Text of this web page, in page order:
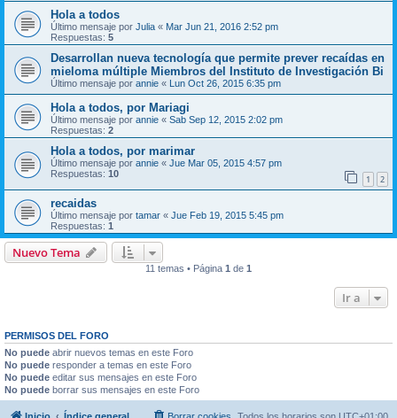
Hola a todos
Último mensaje por Julia « Mar Jun 21, 2016 2:52 pm
Respuestas: 5
Desarrollan nueva tecnología que permite prever recaídas en
mieloma múltiple Miembros del Instituto de Investigación Bi
Último mensaje por annie « Lun Oct 26, 2015 6:35 pm
Hola a todos, por Mariagi
Último mensaje por annie « Sab Sep 12, 2015 2:02 pm
Respuestas: 2
Hola a todos, por marimar
Último mensaje por annie « Jue Mar 05, 2015 4:57 pm
Respuestas: 10 1 2
recaidas
Último mensaje por tamar « Jue Feb 19, 2015 5:45 pm
Respuestas: 1
Nuevo Tema
11 temas • Página 1 de 1
Ir a
PERMISOS DEL FORO
No puede abrir nuevos temas en este Foro
No puede responder a temas en este Foro
No puede editar sus mensajes en este Foro
No puede borrar sus mensajes en este Foro